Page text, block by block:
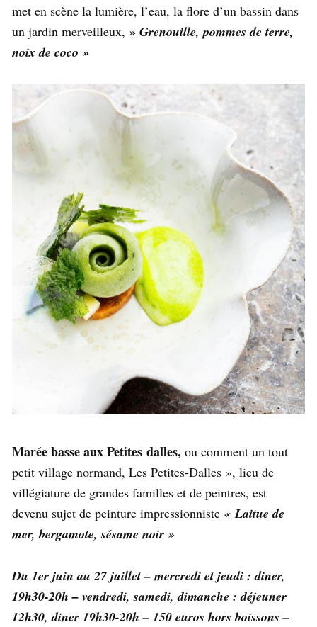
met en scène la lumière, l’eau, la flore d’un bassin dans
un jardin merveilleux, » Grenouille, pommes de terre,
noix de coco »
Marée basse aux Petites dalles, ou comment un tout
petit village normand, Les Petites-Dalles », lieu de
villégiature de grandes familles et de peintres, est
devenu sujet de peinture impressionniste « Laitue de
mer, bergamote, sésame noir »
Du 1er juin au 27 juillet – mercredi et jeudi : diner,
19h30-20h – vendredi, samedi, dimanche : déjeuner
12h30, diner 19h30-20h – 150 euros hors boissons –